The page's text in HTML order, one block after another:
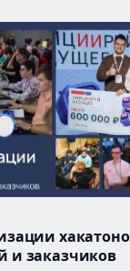
и заказчиков